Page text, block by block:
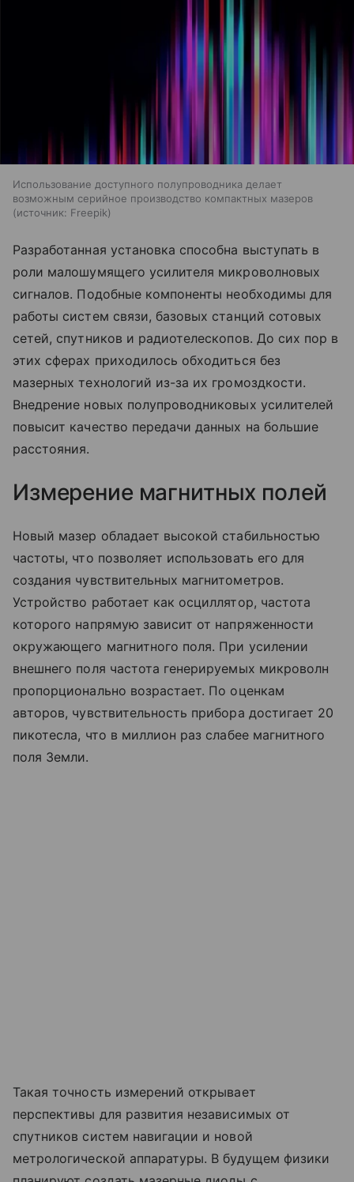
Использование доступного полупроводника делает
возможным серийное производство компактных мазеров
источник: Freepik
Разработанная установка способна выступать в
роли малошумящего усилителя микроволновых
сигналов. Подобные компоненты необходимы для
работы систем связи, базовых станций сотовых
сетей, спутников и радиотелескопов. До сих пор в
этих сферах приходилось обходиться без
мазерных технологий из-за их громоздкости.
Внедрение новых полупроводниковых усилителей
повысит качество передачи данных на большие
расстояния.
Измерение магнитных полей
Новый мазер обладает высокой стабильностью
частоты, что позволяет использовать его для
создания чувствительных магнитометров.
Устройство работает как осциллятор, частота
которого напрямую зависит от напряженности
окружающего магнитного поля. При усилении
внешнего поля частота генерируемых микроволн
пропорционально возрастает. По оценкам
авторов, чувствительность прибора достигает 20
пикотесла, что в миллион раз слабее магнитного
поля Земли.
Такая точность измерений открывает
перспективы для развития независимых от
спутников систем навигации и новой
метрологической аппаратуры. В будущем физики